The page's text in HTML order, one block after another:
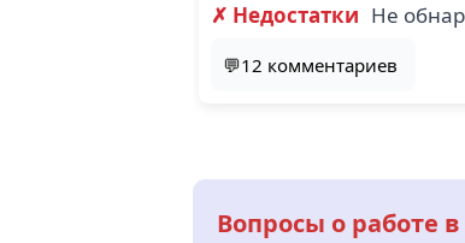
✗ Недостатки Не
💬12 комментариев
Вопросы о работе в